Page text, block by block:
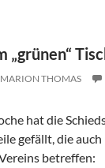
„grünen“
MARION THOMAS
hat die
gefällt, die
betreffen: